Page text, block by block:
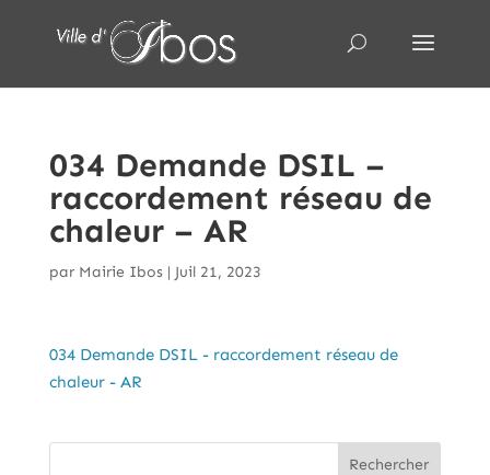
034 Demande DSIL –
raccordement réseau de
chaleur – AR
par Mairie Ibos| Juil 21, 2023
034 Demande DSIL - raccordement réseau de
chaleur - AR